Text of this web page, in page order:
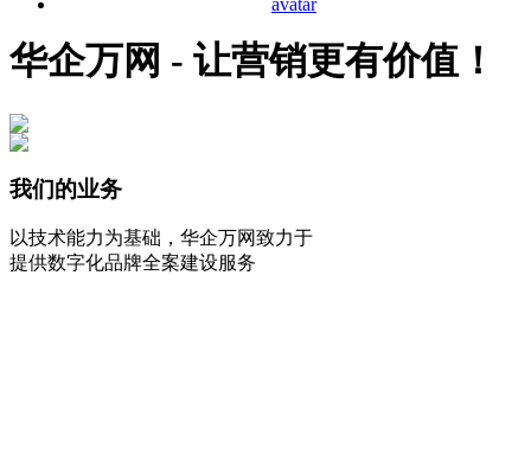
华企万网 - 让营销更有价值！
我们的业务
以技术能力为基础，华企万网致力于
提供数字化品牌全案建设服务